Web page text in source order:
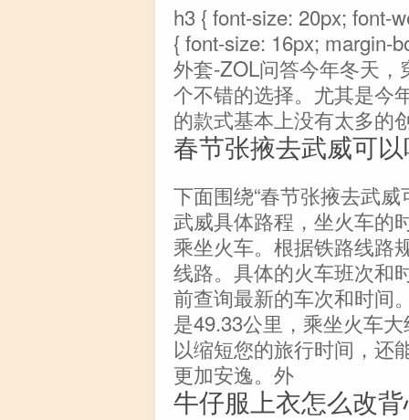
h3 { font-size: 20px; font-
{ font-size: 16px; margin-
外套-ZOL问答今年冬天
个不错的选择。尤其是今
的款式基本上没有太多的
春节张掖去武威可
下面围绕“春节张掖去武
武威具体路程，坐火车的
乘坐火车。根据铁路线路
线路。具体的火车班次和
前查询最新的车次和时间
是49.33公里，乘坐火车
以缩短您的旅行时间，还
更加安逸。外
牛仔服上衣怎么改